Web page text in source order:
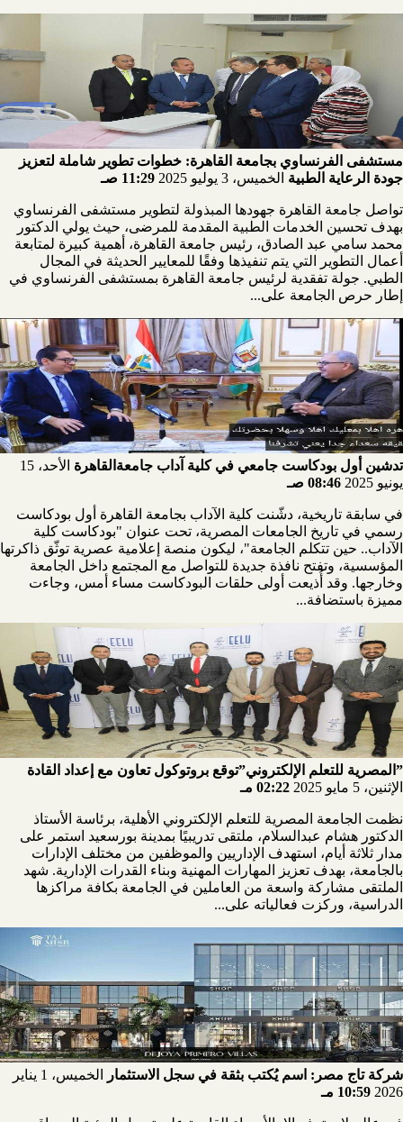
مستشفى الفرنساوي بجامعة القاهرة: خطوات تطوير شاملة لتعزيز
جودة الرعاية الطبية الخميس، 3 يوليو 2025 11:29 صـ
تواصل جامعة القاهرة جهودها المبذولة لتطوير مستشفى الفرنساوي
بهدف تحسين الخدمات الطبية المقدمة للمرضى، حيث يولي الدكتور
محمد سامي عبد الصادق، رئيس جامعة القاهرة، أهمية كبيرة لمتابعة
أعمال التطوير التي يتم تنفيذها وفقًا للمعايير الحديثة في المجال
الطبي. جولة تفقدية لرئيس جامعة القاهرة بمستشفى الفرنساوي في
إطار حرص الجامعة على...
تدشين أول بودكاست جامعي في كلية آداب جامعةالقاهرة
الأحد، 15
يونيو 2025
08:46 صـ
في سابقة تاريخية، دشّنت كلية الآداب بجامعة القاهرة أول بودكاست
رسمي في تاريخ الجامعات المصرية، تحت عنوان "بودكاست كلية
الآداب.. حين تتكلم الجامعة"، ليكون منصة إعلامية عصرية توثّق ذاكرتها
المؤسسية، وتفتح نافذة جديدة للتواصل مع المجتمع داخل الجامعة
وخارجها. وقد أُذيعت أولى حلقات البودكاست مساء أمس، وجاءت
مميزة باستضافة...
”المصرية للتعلم الإلكتروني”توقع بروتوكول تعاون مع إعداد القادة
الإثنين، 5 مايو 2025
02:22 مـ
نظمت الجامعة المصرية للتعلم الإلكتروني الأهلية، برئاسة الأستاذ
الدكتور هشام عبدالسلام، ملتقى تدريبيًا بمدينة بورسعيد استمر على
مدار ثلاثة أيام، استهدف الإداريين والموظفين من مختلف الإدارات
بالجامعة، بهدف تعزيز المهارات المهنية وبناء القدرات الإدارية. شهد
الملتقى مشاركة واسعة من العاملين في الجامعة بكافة مراكزها
الدراسية، وركزت فعالياته على...
شركة تاج مصر: اسم يُكتب بثقة في سجل الاستثمار
الخميس، 1 يناير
2026 10:59 مـ